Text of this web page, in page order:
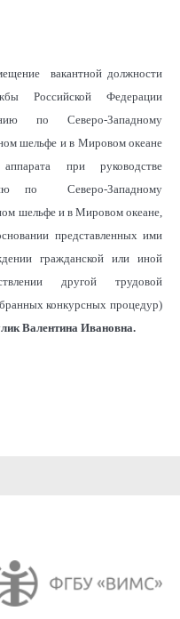
вакантной должности
Российской Федерации
по Северо-Западному
шельфе и в Мировом океане
при руководстве
по Северо-Западному
шельфе и в Мировом океане,
представленных ими
гражданской или иной
другой трудовой
конкурсных процедур)
Валентина Ивановна.